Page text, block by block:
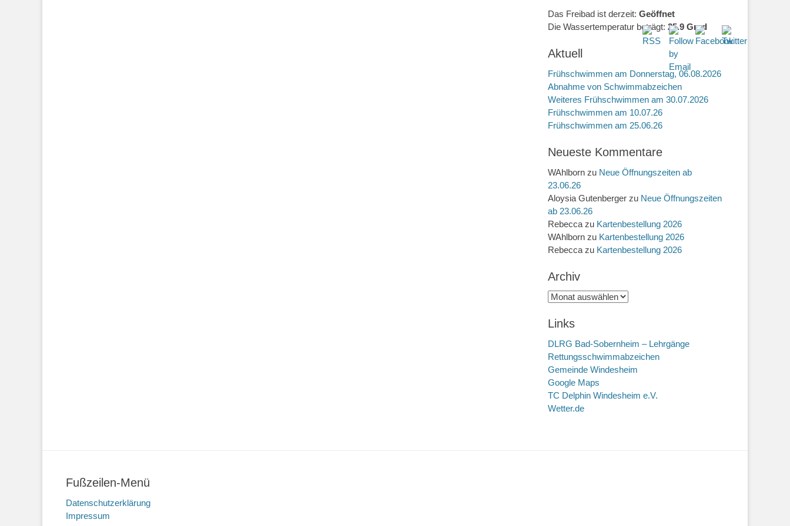
Das Freibad ist derzeit: Geöffnet
Die Wassertemperatur beträgt: 25.9 Grad
Aktuell
Frühschwimmen am Donnerstag, 06.08.2026
Abnahme von Schwimmabzeichen
Weiteres Frühschwimmen am 30.07.2026
Frühschwimmen am 10.07.26
Frühschwimmen am 25.06.26
Neueste Kommentare
WAhlborn zu Neue Öffnungszeiten ab
23.06.26
Aloysia Gutenberger zu Neue Öffnungszeiten
ab 23.06.26
Rebecca zu Kartenbestellung 2026
WAhlborn zu Kartenbestellung 2026
Rebecca zu Kartenbestellung 2026
Archiv
Archiv
Links
DLRG Bad-Sobernheim – Lehrgänge
Rettungsschwimmabzeichen
Gemeinde Windesheim
Google Maps
TC Delphin Windesheim e.V.
Wetter.de
Fußzeilen-Menü
Datenschutzerklärung
Impressum